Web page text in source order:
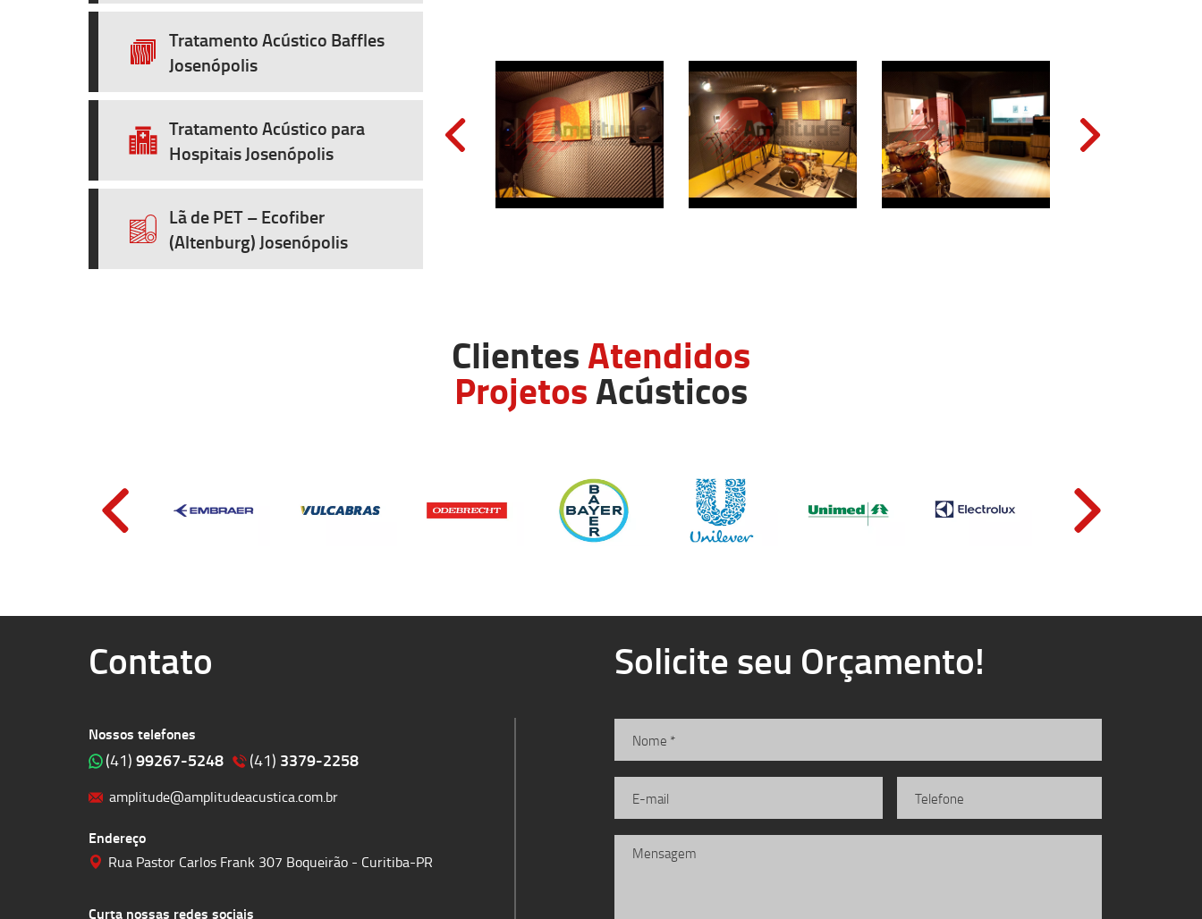
Tratamento Acústico Baffles
Josenópolis
Tratamento Acústico para
Hospitais Josenópolis
Lã de PET – Ecofiber
(Altenburg) Josenópolis
ClientesAtendidos
ProjetosAcústicos
Contato
Nossos telefones
(41) 99267-5248 (41) 3379-2258
amplitude@amplitudeacustica.com.br
Endereço
Rua Pastor Carlos Frank 307 Boqueirão - Curitiba-PR
Curta nossas redes sociais
Solicite seu Orçamento!